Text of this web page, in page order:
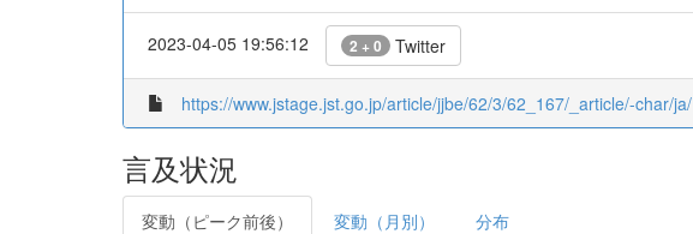
2023-04-05 19:56:12 2 + 0 Twitter
https://www.jstage.jst.go.jp/article/jjbe/62/3/62_167/_article/-char/ja/
言及状況
変動（ピーク前後） 変動（月別） 分布